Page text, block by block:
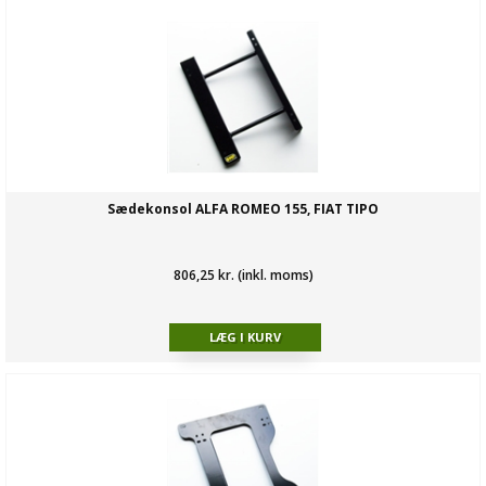
Sædekonsol ALFA ROMEO 155, FIAT TIPO
806,25 kr. (inkl. moms)